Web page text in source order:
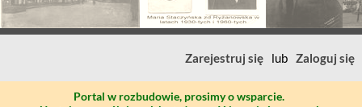
Zarejestruj się lub Zaloguj się
Portal w rozbudowie, prosimy o wsparcie.